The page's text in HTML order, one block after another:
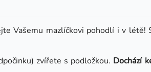
Vašemu mazlíčkovi pohodlí i v
zvířete s podložkou. Dochází